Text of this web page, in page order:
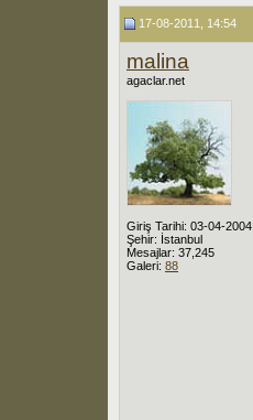
17-08-2011, 14:54
malina
agaclar.net
Giriş Tarihi: 03-04-2004
Şehir: İstanbul
Mesajlar: 37,245
Galeri: 88